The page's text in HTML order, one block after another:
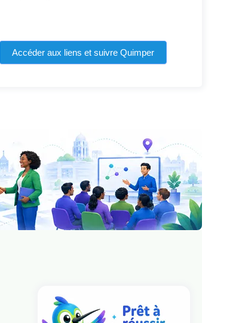
Accéder aux liens et suivre Quimper